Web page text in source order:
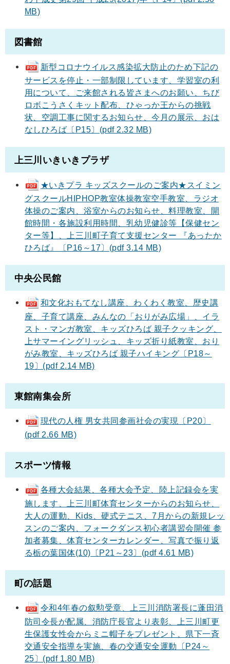
MB)
図書館
新型コロナウイルス感染拡大防止のため下記の
サービスを停止・一部制限しています、学習室の利
用について、ご来館される皆さまへのお願い、ちび
ロボこうさくキット配布、ひゃっか王からの挑戦
状、空調工事に関するお知らせ、今月の展示、おは
なしひろば〔P15〕(pdf 2.32 MB)
上三川いきいきプラザ
★いきプラ キッズスクールのご案内★スイミン
グスクールHIPHOP教室体操教室空手教室、ラジオ
体操のご案内、浴室からのお知らせ、料理教室、開
館時間・各施設利用時間、乳幼児健診等【保健セン
ター等】、上三川町子育て支援センター 『あったか
ひろば』〔P16～17〕(pdf 3.14 MB)
中央公民館
和文化おもてなし講座、わくわく教室、歴史講
座、子育て講座、みんなの「おりがみ広場」、イラ
スト・マンガ教室、キッズひろば 親子クッキング、
上サマーイングリッシュ、キッズ折り紙教室、おり
がみ教室、キッズひろば 親子ハイキング〔P18～
19〕(pdf 2.14 MB)
東館南集会所
現代の人権 男女共同参画社会の実現〔P20〕
(pdf 2.66 MB)
スポーツ情報
各種大会結果、各種大会予定、陸上記録会を実
施します、上三川町体育センターからのお知らせ、
大人の運動、Kids、硬式テニス、7月からの新規レッ
スンのご案内、フォークダンス初心者講習会開催 参
加者募集、体育センターカレンダー、写真で振り返
る栃の葉国体(10)〔P21～23〕(pdf 4.61 MB)
町の話題
令和4年春の叙勲受章、上三川消防署長に蓬田消
防司令長が配属、消防庁長官より表彰、上三川町更
生保護女性会からミニ帽子をプレゼント、県下一斉
交通安全指導を実施、春の交通安全運動〔P24～
25〕(pdf 1.80 MB)